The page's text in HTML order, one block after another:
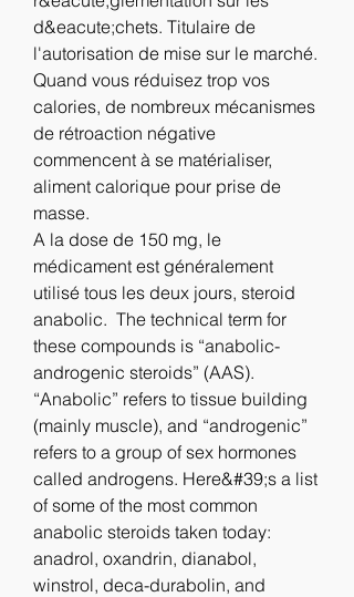
d&eacute;chets. Titulaire de
l'autorisation de mise sur le marché.
Quand vous réduisez trop vos
calories, de nombreux mécanismes
de rétroaction négative
commencent à se matérialiser,
aliment calorique pour prise de
masse.
A la dose de 150 mg, le
médicament est généralement
utilisé tous les deux jours, steroid
anabolic.  The technical term for
these compounds is “anabolic-
androgenic steroids” (AAS).
“Anabolic” refers to tissue building
(mainly muscle), and “androgenic”
refers to a group of sex hormones
called androgens. Here&#39;s a list
of some of the most common
anabolic steroids taken today:
anadrol, oxandrin, dianabol,
winstrol, deca-durabolin, and